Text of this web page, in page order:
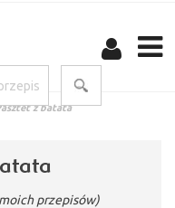
z batata
przepisów)